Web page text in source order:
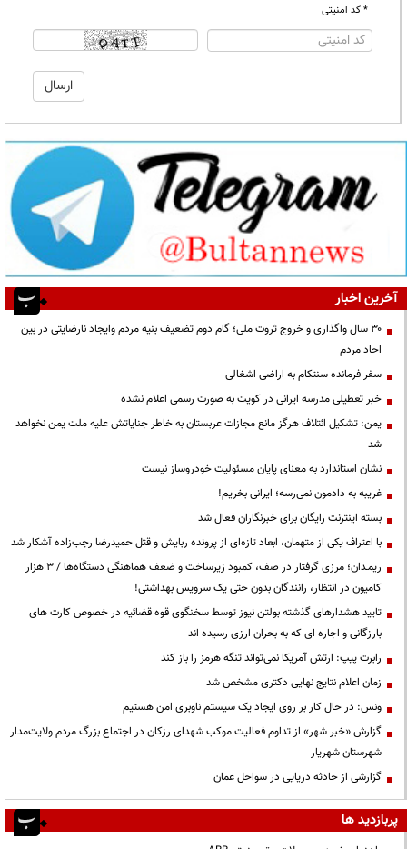
* کد امنیتی
آخرین اخبار
۳۰ سال واگذاری و خروج ثروت ملی؛ گام دوم تضعیف بنیه مردم وایجاد نارضایتی در بین
احاد مردم
سفر فرمانده سنتکام به اراضی اشغالی
خبر تعطیلی مدرسه ایرانی در کویت به صورت رسمی اعلام نشده
یمن: تشکیل ائتلاف هرگز مانع مجازات عربستان به خاطر جنایاتش علیه ملت یمن نخواهد
شد
نشان استاندارد به معنای پایان مسئولیت خودروساز نیست
غریبه به دادمون نمی‌رسه؛ ایرانی بخریم!
بسته اینترنت رایگان برای خبرنگاران فعال شد
با اعتراف یکی از متهمان، ابعاد تازه‌ای از پرونده ربایش و قتل حمیدرضا رجب‌زاده آشکار شد
ریمـدان؛ مرزی گرفتار در صف، کمبود زیرساخت و ضعف هماهنگی دستگاه‌ها / ۳ هزار
کامیون در انتظار، رانندگان بدون حتی یک سرویس بهداشتی!
تایید هشدارهای گذشته بولتن نیوز توسط سخنگوی قوه قضائیه در خصوص کارت های
بارزگانی و اجاره ای که به بحران ارزی رسیده اند
رابرت پیپ: ارتش آمریکا نمی‌تواند تنگه هرمز را باز کند
زمان اعلام نتایج نهایی دکتری مشخص شد
ونس: در حال کار بر روی ایجاد یک سیستم ناوبری امن هستیم
گزارش «خبر شهر» از تداوم فعالیت موکب شهدای رزکان در اجتماع بزرگ مردم ولایت‌مدار
شهرستان شهریار
گزارشی از حادثه دریایی در سواحل عمان
پربازدید ها